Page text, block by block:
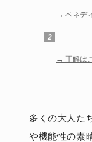
ベネデ
2
正解は
多くの大人た
や機能性の素